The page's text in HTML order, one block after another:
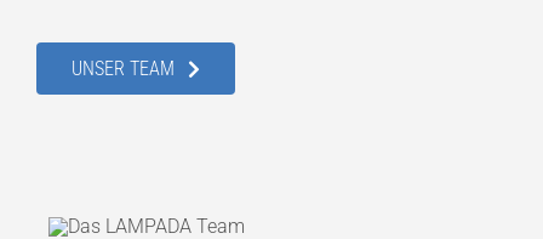
UNSER TEAM